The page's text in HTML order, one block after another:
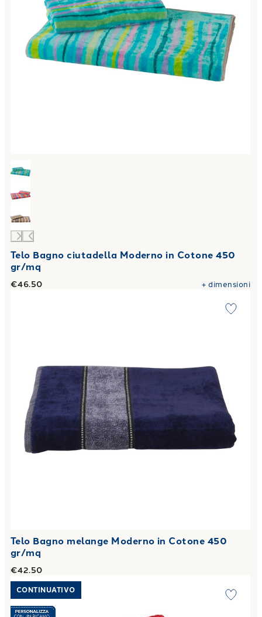
Telo Bagno ciutadella Moderno in Cotone 450
gr/mq
€46.50 +dimensioni
Telo Bagno melange Moderno in Cotone 450
gr/mq
€42.50
Link to "Telo Bagno Sirena in Cotone 450 gr/mq
CONTINUATIVO